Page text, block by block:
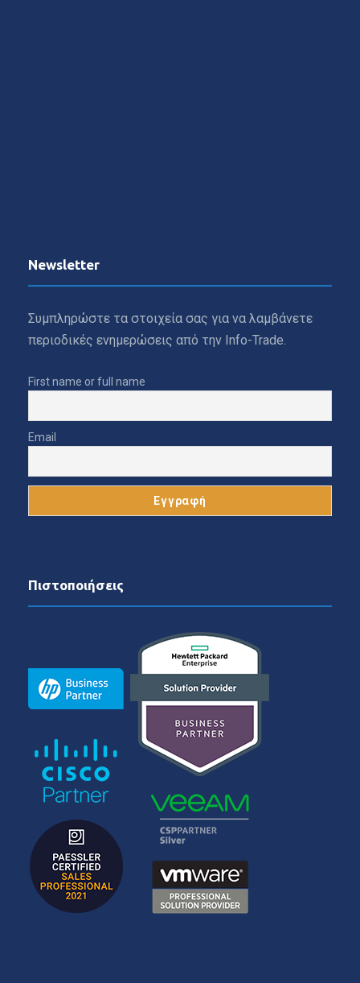
Newsletter
Συμπληρώστε τα στοιχεία σας για να λαμβάνετε
περιοδικές ενημερώσεις από την Info-Trade.
First name or full name
Email
Πιστοποιήσεις